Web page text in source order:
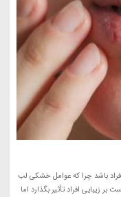
باشد چرا که عوامل خشکی لب
افراد تأثیر بگذارد اما